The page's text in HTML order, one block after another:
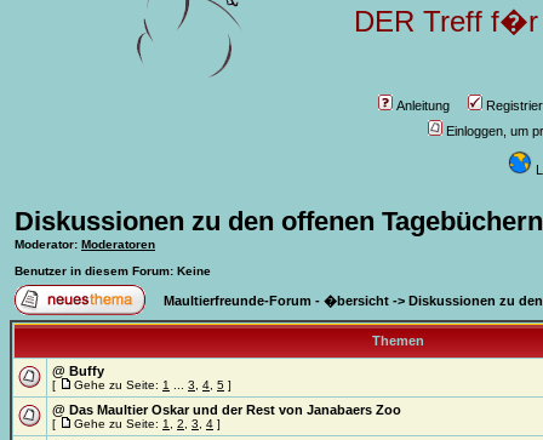
DER Treff f�r
Anleitung
Einloggen, um
Diskussionen zu den offenen Tagebüchern
Moderator: Moderatoren
Benutzer in diesem Forum: Keine
Maultierfreunde-Forum - �bersicht -> Diskussionen zu
Themen
@ Buffy
[ Gehe zu Seite: 1 3 4 5 ]
@ Das Maultier Oskar und der Rest von Janabaers Zoo
[ Gehe zu Seite: 1 2 3 4 ]